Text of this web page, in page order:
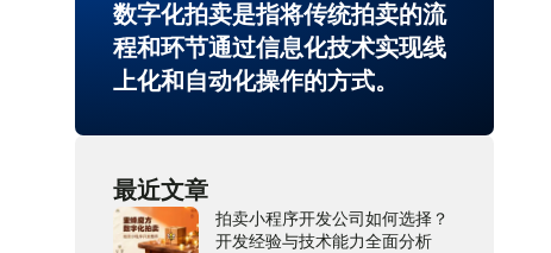
数字化拍卖是指将传统拍卖的流
程和环节通过信息化技术实现线
上化和自动化操作的方式。
最近文章
拍卖小程序开发公司如何选择？
开发经验与技术能力全面分析